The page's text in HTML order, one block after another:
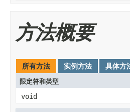
方法概要
所有方法 实例方法 具体方
限定符和类型
void